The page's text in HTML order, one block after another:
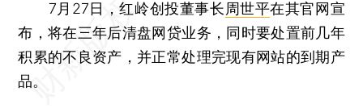
7月27日，红岭创投董事长周世平在其官网宣
布，将在三年后清盘网贷业务，同时要处置前几年
积累的不良资产，并正常处理完现有网站的到期产
品。